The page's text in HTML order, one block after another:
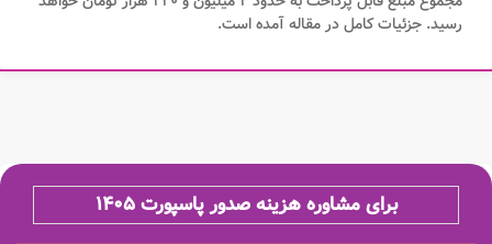
رسید. جزئیات کامل در مقاله آمده است.
برای مشاوره هزینه صدور پاسپورت ۱۴۰۵